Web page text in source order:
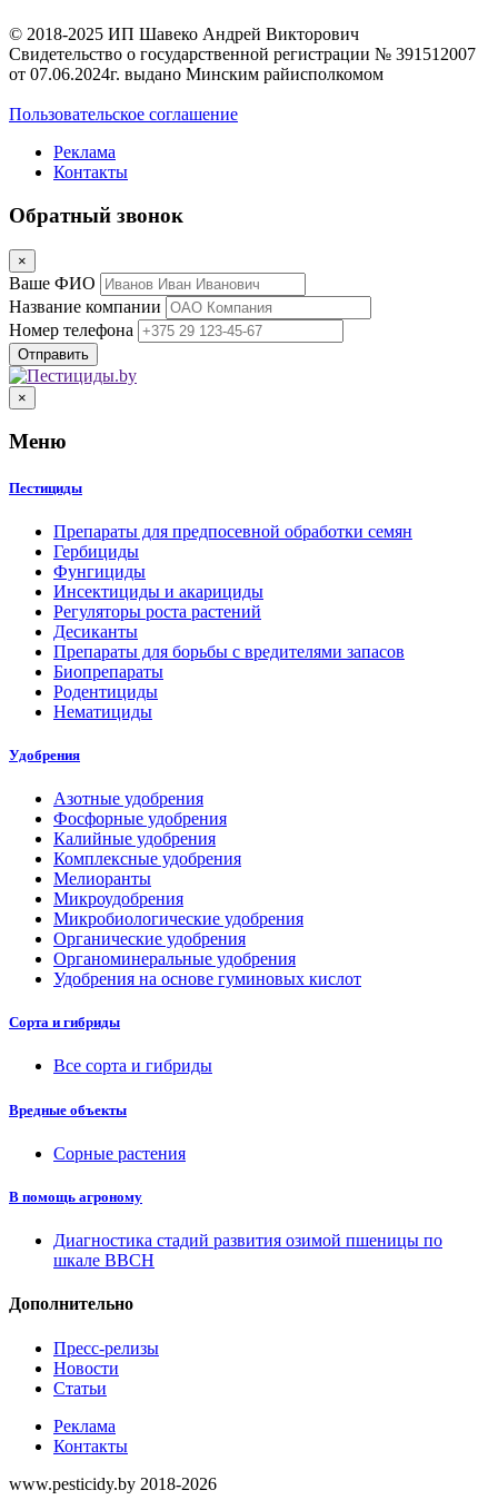
© 2018-2025 ИП Шавеко Андрей Викторович
Свидетельство о государственной регистрации № 391512007
от 07.06.2024г. выдано Минским райисполкомом
Пользовательское соглашение
Реклама
Контакты
Обратный звонок
×
Ваше ФИО
Название компании
Номер телефона
×
Меню
Пестициды
Препараты для предпосевной обработки семян
Гербициды
Фунгициды
Инсектициды и акарициды
Регуляторы роста растений
Десиканты
Препараты для борьбы с вредителями запасов
Биопрепараты
Родентициды
Нематициды
Удобрения
Азотные удобрения
Фосфорные удобрения
Калийные удобрения
Комплексные удобрения
Мелиоранты
Микроудобрения
Микробиологические удобрения
Органические удобрения
Органоминеральные удобрения
Удобрения на основе гуминовых кислот
Сорта и гибриды
Все сорта и гибриды
Вредные объекты
Сорные растения
В помощь агроному
Диагностика стадий развития озимой пшеницы по
шкале ВВСН
Дополнительно
Пресс-релизы
Новости
Статьи
Реклама
Контакты
www.pesticidy.by 2018-2026